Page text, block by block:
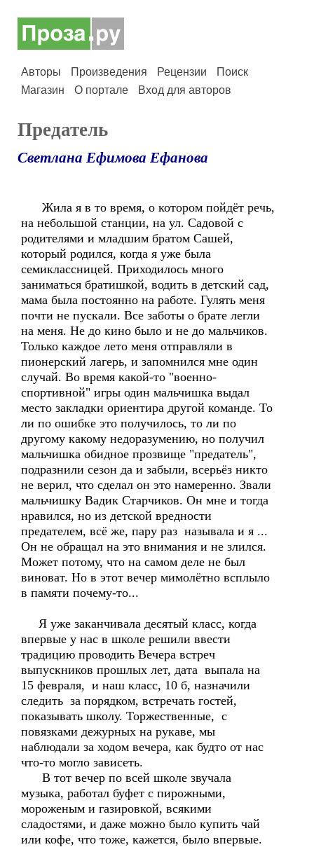
Авторы Произведения Рецензии
Поиск
Магазин
О портале Вход для авторов
Предатель
Светлана Ефимова Ефанова
Жила я в то время, о котором пойдёт речь,
на небольшой станции, на ул. Садовой с
родителями и младшим братом Сашей,
который родился, когда я уже была
семиклассницей. Приходилось много
заниматься братишкой, водить в детский сад,
мама была постоянно на работе. Гулять меня
почти не пускали. Все заботы о брате легли
на меня. Не до кино было и не до мальчиков.
Только каждое лето меня отправляли в
пионерский лагерь, и запомнился мне один
случай. Во время какой-то "военно-
спортивной" игры один мальчишка выдал
место закладки ориентира другой команде. То
ли по ошибке это получилось, то ли по
другому какому недоразумению, но получил
мальчишка обидное прозвище "предатель",
подразнили сезон да и забыли, всерьёз никто
не верил, что сделал он это намеренно. Звали
мальчишку Вадик Старчиков. Он мне и тогда
нравился, но из детской вредности
предателем, всё же, пару раз называла и я ...
Он не обращал на это внимания и не злился.
Может потому, что на самом деле не был
виноват. Но в этот вечер мимолётно всплыло
в памяти почему-то...
Я уже заканчивала десятый класс, когда
впервые у нас в школе решили ввести
традицию проводить Вечера встреч
выпускников прошлых лет, дата выпала на
15 февраля, и наш класс, 10 б, назначили
следить за порядком, встречать гостей,
показывать школу. Торжественные, с
повязками дежурных на рукаве, мы
наблюдали за ходом вечера, как будто от нас
что-то могло зависеть.
В тот вечер по всей школе звучала
музыка, работал буфет с пирожными,
мороженым и газировкой, всякими
сладостями, и даже можно было купить чай
или кофе, что тоже, кажется, было впервые.